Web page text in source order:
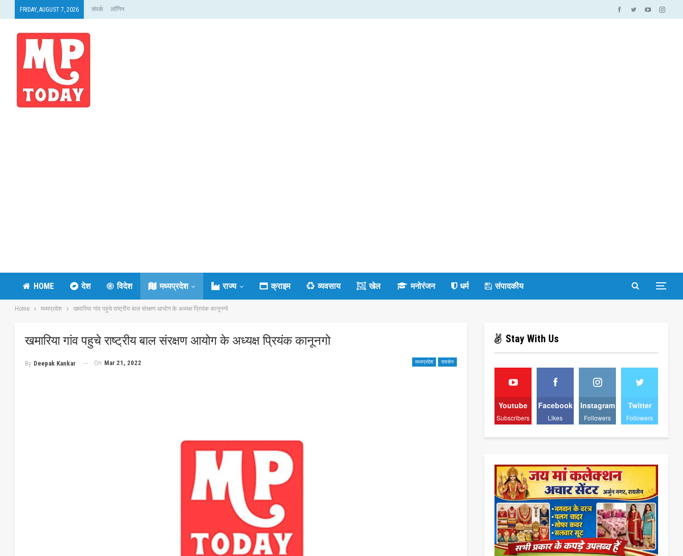
FRIDAY, AUGUST 7, 2026 संपर्क लॉगिन
HOME देश विदेश मध्यप्रदेश राज्य क्राइम व्यवसाय खेल मनोरंजन धर्म संपादकीय
Home मध्यप्रदेश खमारिया गांव पहुचे राष्ट्रीय बाल संरक्षण आयोग के अध्यक्ष प्रियंक कानूनगो
खमारिया गांव पहुचे राष्ट्रीय बाल संरक्षण आयोग के अध्यक्ष प्रियंक कानूनगो
मध्यप्रदेश रायसेन
By Deepak Kankar On Mar 21, 2022
Stay With Us
Youtube
Subscribers
Facebook
Likes
Instagram
Followers
Twitter
Followers